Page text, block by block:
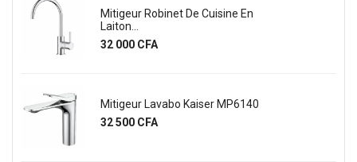
Mitigeur Robinet De Cuisine En
Laiton...
Prix
32 000 CFA
Mitigeur Lavabo Kaiser MP6140
Prix
32 500 CFA